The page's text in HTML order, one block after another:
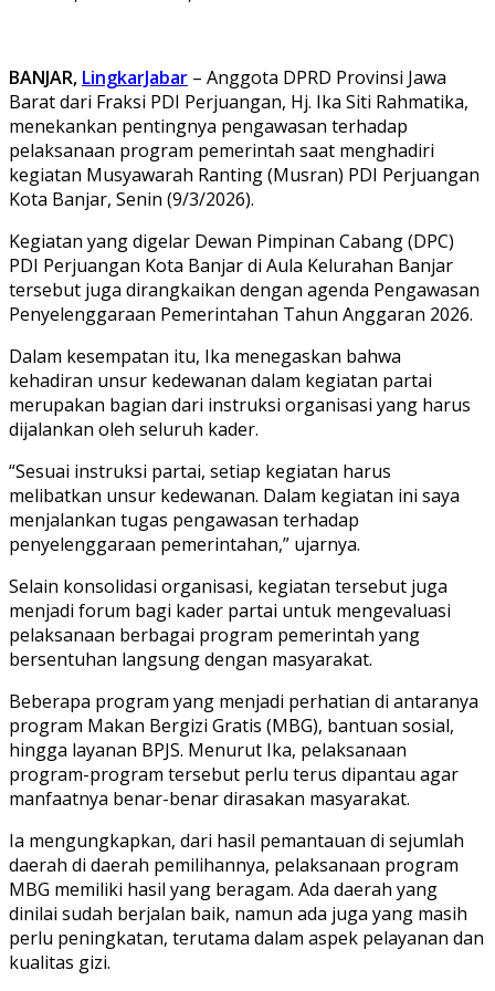
BANJAR, LingkarJabar – Anggota DPRD Provinsi Jawa
Barat dari Fraksi PDI Perjuangan, Hj. Ika Siti Rahmatika,
menekankan pentingnya pengawasan terhadap
pelaksanaan program pemerintah saat menghadiri
kegiatan Musyawarah Ranting (Musran) PDI Perjuangan
Kota Banjar, Senin (9/3/2026).
Kegiatan yang digelar Dewan Pimpinan Cabang (DPC)
PDI Perjuangan Kota Banjar di Aula Kelurahan Banjar
tersebut juga dirangkaikan dengan agenda Pengawasan
Penyelenggaraan Pemerintahan Tahun Anggaran 2026.
Dalam kesempatan itu, Ika menegaskan bahwa
kehadiran unsur kedewanan dalam kegiatan partai
merupakan bagian dari instruksi organisasi yang harus
dijalankan oleh seluruh kader.
“Sesuai instruksi partai, setiap kegiatan harus
melibatkan unsur kedewanan. Dalam kegiatan ini saya
menjalankan tugas pengawasan terhadap
penyelenggaraan pemerintahan,” ujarnya.
Selain konsolidasi organisasi, kegiatan tersebut juga
menjadi forum bagi kader partai untuk mengevaluasi
pelaksanaan berbagai program pemerintah yang
bersentuhan langsung dengan masyarakat.
Beberapa program yang menjadi perhatian di antaranya
program Makan Bergizi Gratis (MBG), bantuan sosial,
hingga layanan BPJS. Menurut Ika, pelaksanaan
program-program tersebut perlu terus dipantau agar
manfaatnya benar-benar dirasakan masyarakat.
Ia mengungkapkan, dari hasil pemantauan di sejumlah
daerah di daerah pemilihannya, pelaksanaan program
MBG memiliki hasil yang beragam. Ada daerah yang
dinilai sudah berjalan baik, namun ada juga yang masih
perlu peningkatan, terutama dalam aspek pelayanan dan
kualitas gizi.